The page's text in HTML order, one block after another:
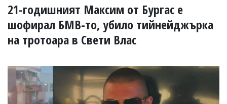
В
УКРАЙНА
СПОРТ
РАЗСЛЕДВАНЕ
БИЗНЕС
21-годишният Максим от Бургас е
шофирал БМВ-то, убило тийнейджърка
на тротоара в Свети Влас